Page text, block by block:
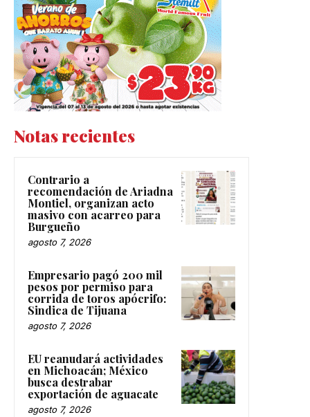
Notas recientes
Contrario a
recomendación de Ariadna
Montiel, organizan acto
masivo con acarreo para
Burgueño
agosto 7, 2026
Empresario pagó 200 mil
pesos por permiso para
corrida de toros apócrifo:
Sindica de Tijuana
agosto 7, 2026
EU reanudará actividades
en Michoacán; México
busca destrabar
exportación de aguacate
agosto 7, 2026